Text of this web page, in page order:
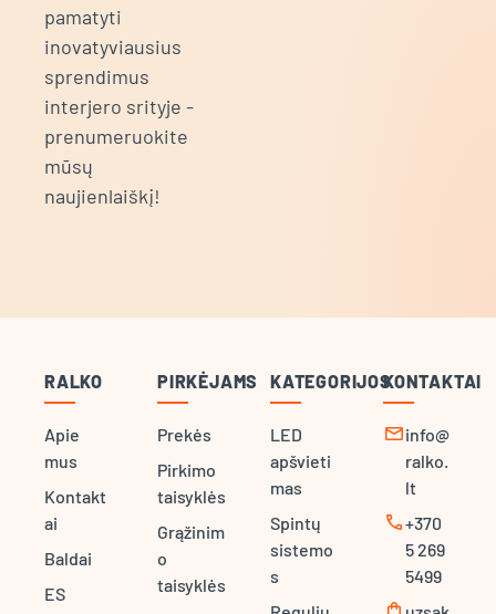
pamatyti
inovatyviausius
sprendimus
interjero srityje -
prenumeruokite
mūsų
naujienlaiškį!
RALKO
Apie
mus
Kontakt
ai
Baldai
ES
PIRKĖJAMS
Prekės
Pirkimo
taisyklės
Grąžinim
o
taisyklės
KATEGORIJOS
LED
apšvieti
mas
Spintų
sistemo
s
KONTAKTAI
mailinfo@
ralko.
lt
call+370
5 269
5499